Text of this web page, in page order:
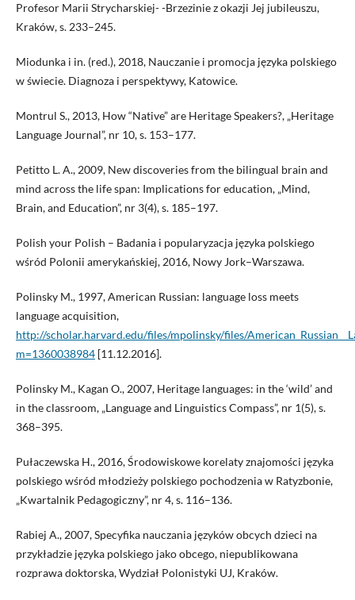
Profesor Marii Strycharskiej- -Brzezinie z okazji Jej jubileuszu,
Kraków, s. 233–245.
Miodunka i in. (red.), 2018, Nauczanie i promocja języka polskiego
w świecie. Diagnoza i perspektywy, Katowice.
Montrul S., 2013, How “Native” are Heritage Speakers?, „Heritage
Language Journal”, nr 10, s. 153–177.
Petitto L. A., 2009, New discoveries from the bilingual brain and
mind across the life span: Implications for education, „Mind,
Brain, and Education”, nr 3(4), s. 185–197.
Polish your Polish – Badania i popularyzacja języka polskiego
wśród Polonii amerykańskiej, 2016, Nowy Jork–Warszawa.
Polinsky M., 1997, American Russian: language loss meets
language acquisition,
http://scholar.harvard.edu/files/mpolinsky/files/
m=1360038984[11.12.2016].
Polinsky M., Kagan O., 2007, Heritage languages: in the ‘wild’ and
in the classroom, „Language and Linguistics Compass”, nr 1(5), s.
368–395.
Pułaczewska H., 2016, Środowiskowe korelaty znajomości języka
polskiego wśród młodzieży polskiego pochodzenia w Ratyzbonie,
„Kwartalnik Pedagogiczny”, nr 4, s. 116–136.
Rabiej A., 2007, Specyfika nauczania języków obcych dzieci na
przykładzie języka polskiego jako obcego, niepublikowana
rozprawa doktorska, Wydział Polonistyki UJ, Kraków.